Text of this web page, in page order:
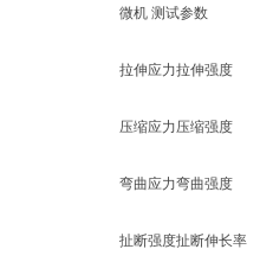
微机 测试参数
拉伸应力拉伸强度
压缩应力压缩强度
弯曲应力弯曲强度
扯断强度扯断伸长率